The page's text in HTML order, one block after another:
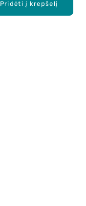
Pridėti į krepšelį